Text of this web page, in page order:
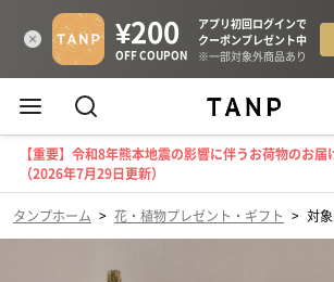
【重要】令和8年熊本地震の影響に伴うお荷物のお
（2026年7月29日更新）
タンプホーム > 花・植物プレゼント・ギフト > 対